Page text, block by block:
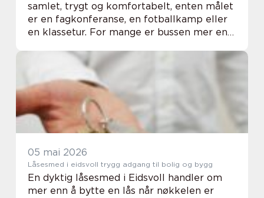
samlet, trygt og komfortabelt, enten målet
er en fagkonferanse, en fotballkamp eller
en klassetur. For mange er bussen mer enn
del av selve opplevelsen: praten...
05 mai 2026
Låsesmed i eidsvoll trygg adgang til bolig og bygg
En dyktig låsesmed i Eidsvoll handler om
mer enn å bytte en lås når nøkkelen er